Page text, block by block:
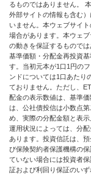
るものではありません。
外部サイトの情報も含む
いません。本ウェブサイ
場合があります。本ウェ
の動きを保証するものでは
基準価額・分配金再投資
す。当初元本が1口1円の
ンドについては1口あたり
ておりません。ただし、
配金の表示数値は、基準
は、公社債投信は小数点
め、実際の分配金額と表
運用状況によっては、分
あります。投資信託は、
び保険契約者保護機構の
ていない場合には投資者
証および利回り保証のい